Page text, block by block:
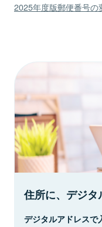
2025年度版郵便番号の
住所に、デジタ
デジタルアドレスで